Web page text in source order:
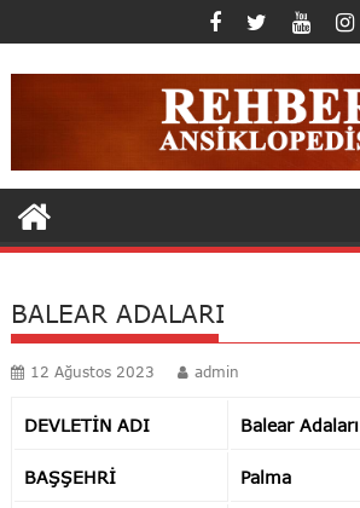
to
content
BALEAR ADALARI
12 Ağustos 2023 admin
DEVLETİN ADI Balear Adaları
BAŞŞEHRİ Palma